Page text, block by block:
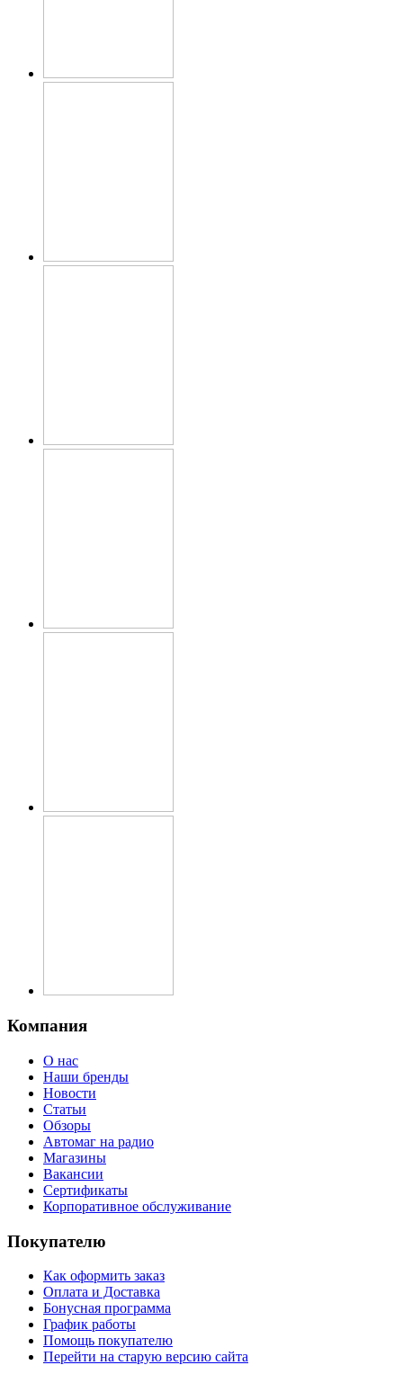
Компания
О нас
Наши бренды
Новости
Статьи
Обзоры
Автомаг на радио
Магазины
Вакансии
Сертификаты
Корпоративное обслуживание
Покупателю
Как оформить заказ
Оплата и Доставка
Бонусная программа
График работы
Помощь покупателю
Перейти на старую версию сайта